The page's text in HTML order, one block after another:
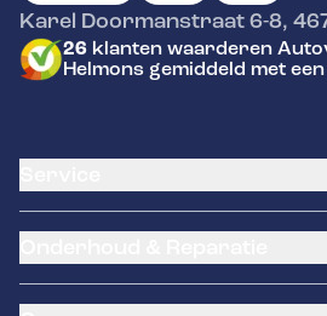
Karel Doormanstraat 6-8,
26 klanten waarderen
Helmons gemiddeld met
Banden service